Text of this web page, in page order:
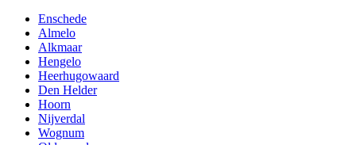
Enschede
Almelo
Alkmaar
Hengelo
Heerhugowaard
Den Helder
Hoorn
Nijverdal
Wognum